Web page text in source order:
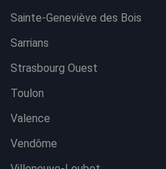
Sainte-Geneviève des Bois
Sarrians
Strasbourg Ouest
Toulon
Valence
Vendôme